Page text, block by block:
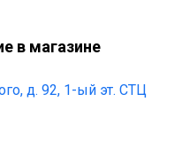
в магазине
д. 92, 1-ый эт. СТЦ